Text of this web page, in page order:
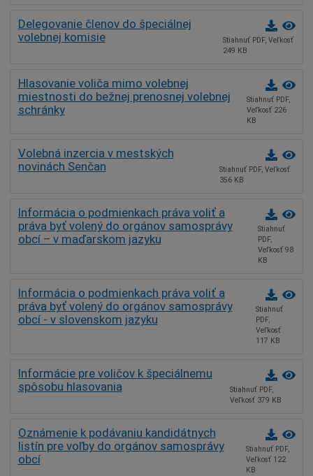
Delegovanie členov do špeciálnej
volebnej komisie
Stiahnuť PDF, Veľkosť
249 KB
Hlasovanie voliča mimo volebnej
miestnosti do bežnej prenosnej volebnej
schránky
Stiahnuť PDF,
Veľkosť 226
KB
Volebná inzercia v mestských
novinách Senčan
Stiahnuť PDF, Veľkosť
356 KB
Informácia o podmienkach práva voliť a
práva byť volený do orgánov samosprávy
obcí – v maďarskom jazyku
Stiahnuť
PDF,
Veľkosť 98
KB
Informácia o podmienkach práva voliť a
práva byť volený do orgánov samosprávy
obcí - v slovenskom jazyku
Stiahnuť
PDF,
Veľkosť
117 KB
Informácie pre voličov k špeciálnemu
spôsobu hlasovania
Stiahnuť PDF,
Veľkosť 379 KB
Oznámenie k podávaniu kandidátnych
listín pre voľby do orgánov samosprávy
obcí
Stiahnuť PDF,
Veľkosť 122
KB